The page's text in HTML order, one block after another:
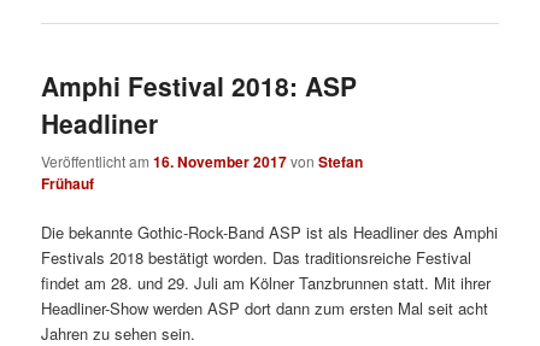
Amphi Festival 2018: ASP
Headliner
Veröffentlicht am16. November 2017vonStefan
Frühauf
Die bekannte Gothic-Rock-Band ASP ist als Headliner des Amphi
Festivals 2018 bestätigt worden. Das traditionsreiche Festival
findet am 28. und 29. Juli am Kölner Tanzbrunnen statt. Mit ihrer
Headliner-Show werden ASP dort dann zum ersten Mal seit acht
Jahren zu sehen sein.